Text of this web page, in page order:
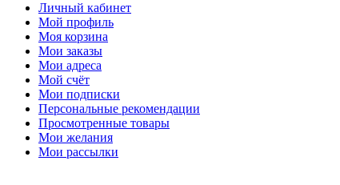
Личный кабинет
Мой профиль
Моя корзина
Мои заказы
Мои адреса
Мой счёт
Мои подписки
Персональные рекомендации
Просмотренные товары
Мои желания
Мои рассылки